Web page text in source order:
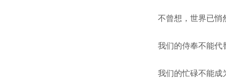
不曾想，世界已悄
我们的侍奉不能代
我们的忙碌不能成